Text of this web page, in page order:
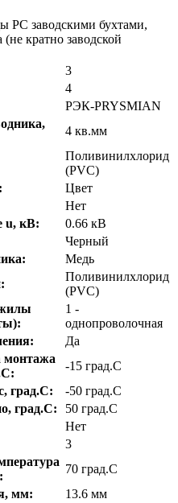
РС заводскими бухтами,
кратно заводской
3
4
РЭК-PRYSMIAN
4 кв.мм
Поливинилхлорид
(PVC)
Цвет
Нет
u, кВ:
0.66 кВ
Черный
Медь
Поливинилхлорид
(PVC)
1 -
однопроволочная
Да
монтажа
-15 град.C
град.C:
-50 град.C
град.C:
50 град.C
Нет
3
70 град.C
мм:
13.6 мм